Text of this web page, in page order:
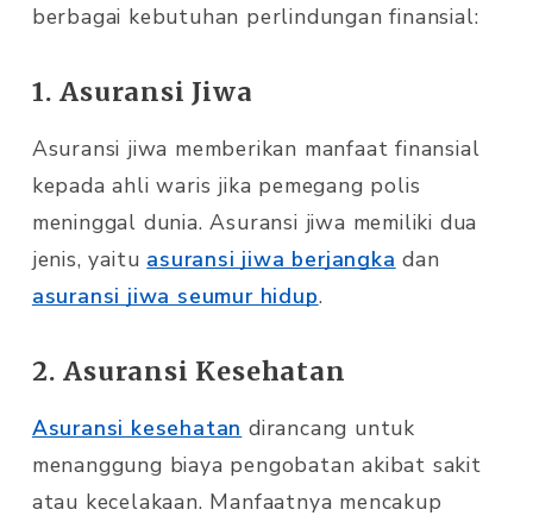
berbagai kebutuhan perlindungan finansial:
1. Asuransi Jiwa
Asuransi jiwa memberikan manfaat finansial
kepada ahli waris jika pemegang polis
meninggal dunia. Asuransi jiwa memiliki dua
jenis, yaitu asuransi jiwa berjangka dan
asuransi jiwa seumur hidup.
2. Asuransi Kesehatan
Asuransi kesehatan dirancang untuk
menanggung biaya pengobatan akibat sakit
atau kecelakaan. Manfaatnya mencakup